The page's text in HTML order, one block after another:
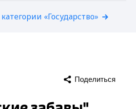
«Государство»
Поделиться